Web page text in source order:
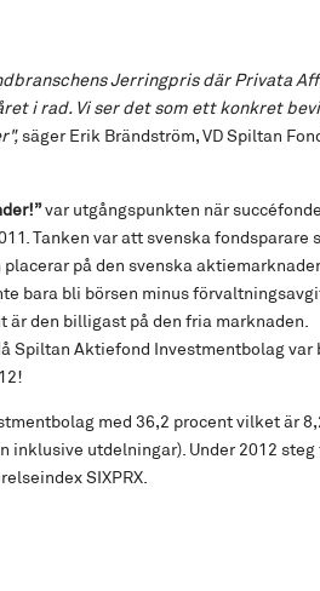
Jerringpris där Privata
i rad. Vi ser det som ett konkret
säger Erik Brändström, VD Spiltan
var utgångspunkten när
Tanken var att svenska
på den svenska
bara bli börsen minus
den billigast på den fria marknaden.
Spiltan Aktiefond Investmentbolag var
med 36,2 procent vilket är
inklusive utdelningar). Under 2012
SIXPRX.